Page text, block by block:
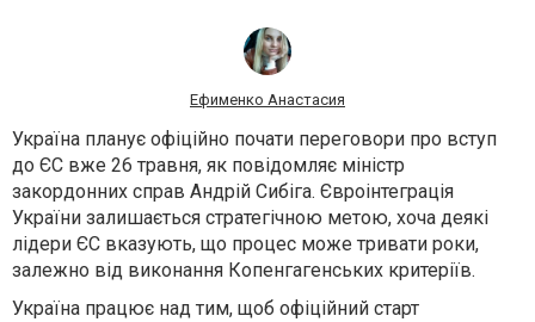
Ефименко Анастасия
Україна планує офіційно почати переговори про вступ
до ЄС вже 26 травня, як повідомляє міністр
закордонних справ Андрій Сибіга. Євроінтеграція
України залишається стратегічною метою, хоча деякі
лідери ЄС вказують, що процес може тривати роки,
залежно від виконання Копенгагенських критеріїв.
Україна працює над тим, щоб офіційний старт